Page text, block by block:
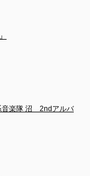
音楽隊 沼　2ndアルバ